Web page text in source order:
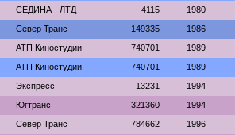
СЕДИНА - ЛТД 4115 1980
Север Транс 149335 1986
АТП Киностудии 740701 1989
АТП Киностудии 740701 1989
Экспресс 13231 1994
Югтранс 321360 1994
Север Транс 784662 1996